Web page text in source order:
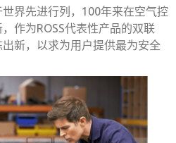
界先进行列，100年来在空气控
作为ROSS代表性产品的双联
新，以求为用户提供最为安全